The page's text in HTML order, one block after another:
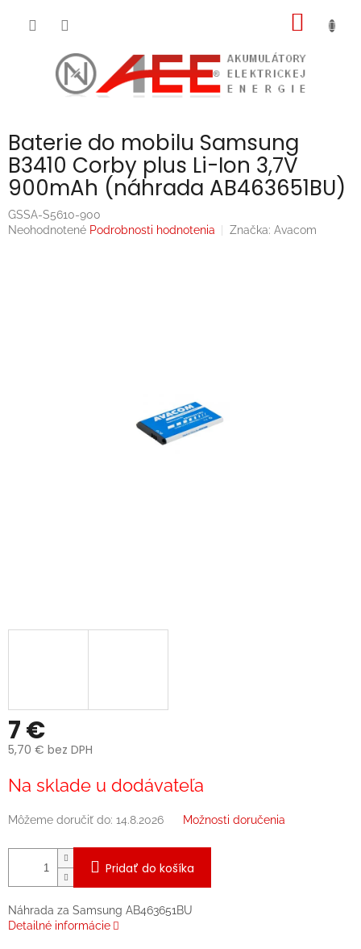
Baterie do mobilu Samsung
B3410 Corby plus Li-Ion 3,7V
900mAh (náhrada AB463651BU)
GSSA-S5610-900
Priemerné
Neohodnotené Podrobnosti hodnotenia Značka: Avacom
7 €
5,70 € bez DPH
cena:
Na sklade u dodávateľa
Môžeme doručiť do: 14.8.2026 Možnosti doručenia
Pridať do košíka
Náhrada za Samsung AB463651BU
Detailné informácie